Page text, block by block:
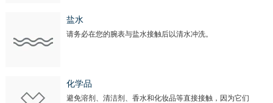
盐水
请务必在您的腕表与盐水接触后以清水冲洗。
化学品
避免溶剂、清洁剂、香水和化妆品等直接接触，因为它们